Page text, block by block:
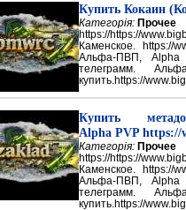
Купить Кокаин
Категорія: Прочее
https://https://
Каменское. https://
Альфа-ПВП, Alpha
телеграмм.
купить.https://
Купить
Alpha PVP https://
Категорія: Прочее
https://https://
Каменское. https://
Альфа-ПВП, Alpha
телеграмм.
купить.https://